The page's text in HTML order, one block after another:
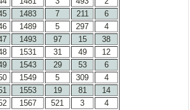
1483 7 211
6
1489 5 297
4
1493 97 15
38
1531 31 49
12
1543 29 53
6
1549 5 309
4
1553 19 81
14
1567 521 3
4